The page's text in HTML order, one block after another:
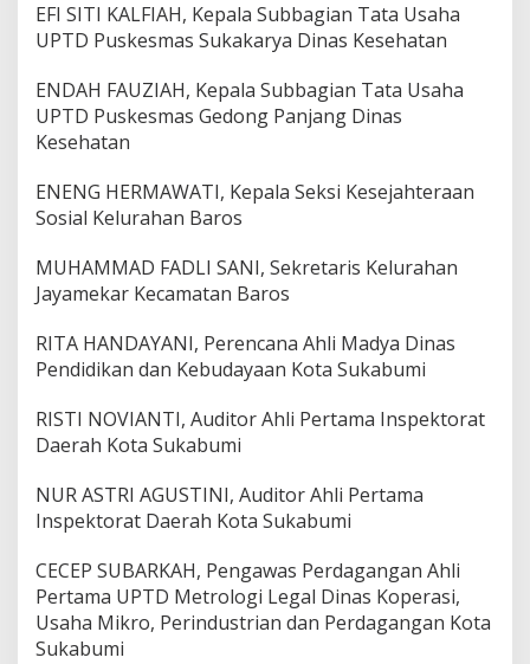
EFI SITI KALFIAH, Kepala Subbagian Tata Usaha
UPTD Puskesmas Sukakarya Dinas Kesehatan
ENDAH FAUZIAH, Kepala Subbagian Tata Usaha
UPTD Puskesmas Gedong Panjang Dinas
Kesehatan
ENENG HERMAWATI, Kepala Seksi Kesejahteraan
Sosial Kelurahan Baros
MUHAMMAD FADLI SANI, Sekretaris Kelurahan
Jayamekar Kecamatan Baros
RITA HANDAYANI, Perencana Ahli Madya Dinas
Pendidikan dan Kebudayaan Kota Sukabumi
RISTI NOVIANTI, Auditor Ahli Pertama Inspektorat
Daerah Kota Sukabumi
NUR ASTRI AGUSTINI, Auditor Ahli Pertama
Inspektorat Daerah Kota Sukabumi
CECEP SUBARKAH, Pengawas Perdagangan Ahli
Pertama UPTD Metrologi Legal Dinas Koperasi,
Usaha Mikro, Perindustrian dan Perdagangan Kota
Sukabumi